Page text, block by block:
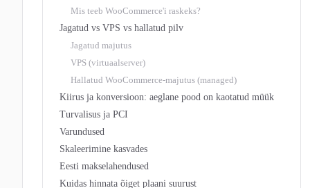
Mis teeb WooCommerce'i raskeks?
Jagatud vs VPS vs hallatud pilv
Jagatud majutus
VPS (virtuaalserver)
Hallatud WooCommerce-majutus (managed)
Kiirus ja konversioon: aeglane pood on kaotatud müük
Turvalisus ja PCI
Varundused
Skaleerimine kasvades
Eesti makselahendused
Kuidas hinnata õiget plaani suurust